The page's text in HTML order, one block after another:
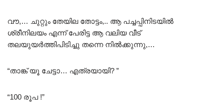
വൗ,… ചുറ്റും തേയില തോട്ടം,.. ആ പച്ചപ്പിനിടയിൽ
ശ്രീനിലയം എന്ന് പേരിട്ട ആ വലിയ വീട്
തലയുയർത്തിപിടിച്ചു തന്നെ നിൽക്കുന്നു,…
“താങ്ക് യൂ ചേട്ടാ… എത്രയായി? ”
“100 രൂപ !”